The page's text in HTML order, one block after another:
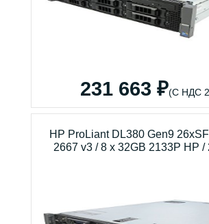
231 663 ₽(С НДС
HP ProLiant DL380 Gen9
2667 v3 / 8 x 32GB 2133P HP /